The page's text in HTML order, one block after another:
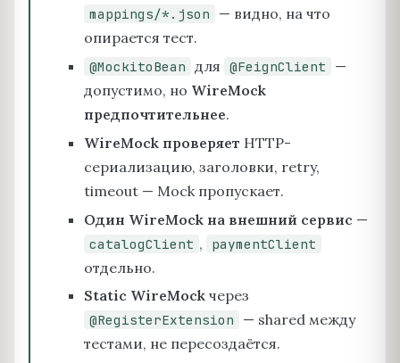
mappings/*.json
— видно, на что
опирается тест.
@MockitoBean для @FeignClient
—
допустимо, но WireMock
предпочтительнее.
WireMock проверяет HTTP-
сериализацию, заголовки, retry,
timeout — Mock пропускает.
Один WireMock на внешний сервис —
catalogClient , paymentClient
отдельно.
Static WireMock через
@RegisterExtension
— shared между
тестами, не пересоздаётся.